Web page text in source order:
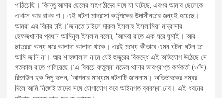
পাঠিয়েছি। কিন্তু আমার ছেলের সহপাঠীদের সঙ্গে যা ঘটেছে, এরপর আমার ছেলেকে
এখানে আর রাখব না। এই ঘটনা মাদ্রাসা কর্তৃপক্ষের উদাসীনতার জন্যই হয়েছে।
আমরা এর বিচার চাই।’জানতে চাইলে দারুল ইসলাহ ইসলামিয়া মাদ্রাসার
হেফজখানার প্রধান আমিনুল ইসলাম বলেন, ‘আমরা রাতে এক ঘরে ঘুমাই। আর
ছাত্ররা অন্য ঘরে আলাদা আলাদা থাকে। এরই মধ্যে কীভাবে এমন ঘটনা ঘটল তা
আমি জানি না। আর শাহজালাল নামে যেই হুজুরের বিরুদ্ধে এই অভিযোগ উঠেছে সে
গতকাল রাতে পালিয়েছে।’এ বিষয়ে ফতুল্লা মডেল থানার ভারপ্রাপ্ত কর্মকর্তা (ওসি)
রিজাউল হক দিপু বলেন, ‘আপনার মাধ্যমে ঘটনাটি জানলাম। অভিভাবকের নম্বর
দিলে আমি নিজেই তাদের সঙ্গে যোগাযোগ করে আইনগত ব্যবস্থা নেব। এই ধরনের